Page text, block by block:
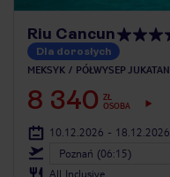
Riu Cancun
Dla dorosłych
MEKSYK PÓŁWYSEP JUKATAN
8 340 ZŁ
OSOBA
10.12.2026 - 18.12.2026
Poznań (06:15)
All Inclusive